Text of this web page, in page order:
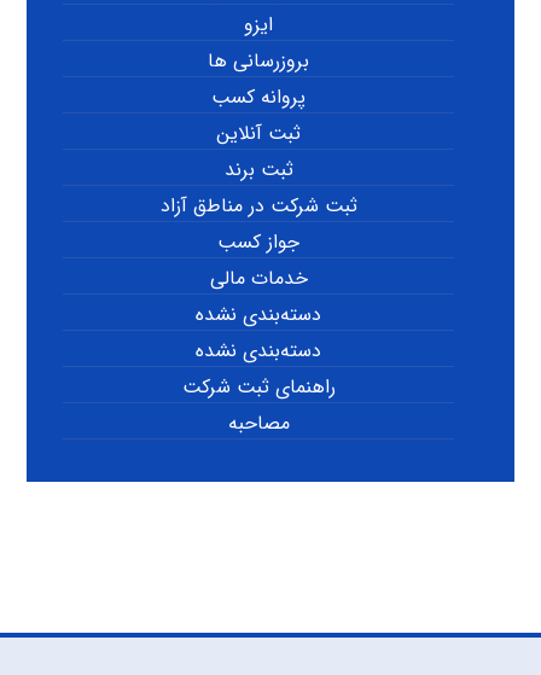
ایزو
بروزرسانی ها
پروانه کسب
ثبت آنلاین
ثبت برند
ثبت شرکت در مناطق آزاد
جواز کسب
خدمات مالی
دسته‌بندی نشده
دسته‌بندی نشده
راهنمای ثبت شرکت
مصاحبه